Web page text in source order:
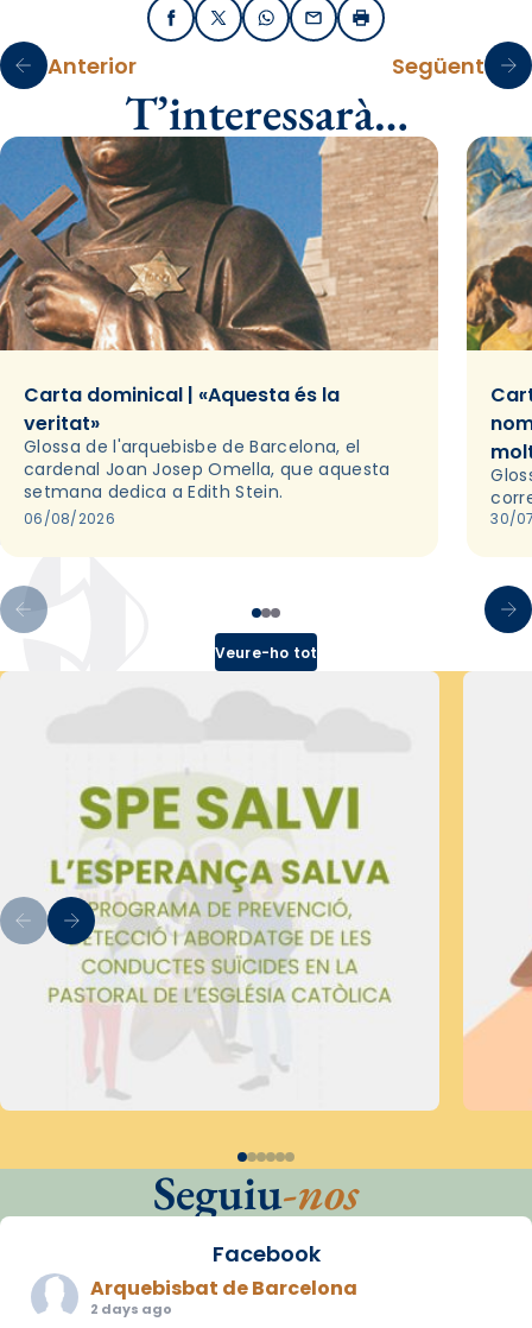
FacebookX / TwitterWhatsApp
EmailImprimir
Anterior Següent
T’interessarà…
Carta dominical | «Aquesta és la
veritat»
Glossa de l'arquebisbe de Barcelona, el
cardenal Joan Josep Omella, que aquesta
setmana dedica a Edith Stein.
06/08/2026 30/
Veure-ho tot
Seguiu-nos
Facebook
Arquebisbat de Barcelona
2 days ago